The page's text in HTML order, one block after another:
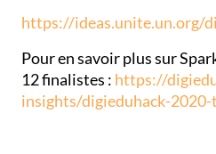
https://ideas.unite.un.org/
Pour en savoir plus sur
12 finalistes : https://
insights/digieduhack-